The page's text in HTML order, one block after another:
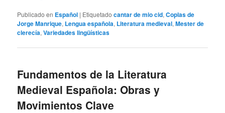
Publicado en Español | Etiquetado cantar de mio cid,Coplas de
Jorge Manrique, Lengua española, Literatura medieval,Mester de
clerecía,Variedades lingüísticas
Fundamentos de la Literatura
Medieval Española: Obras y
Movimientos Clave